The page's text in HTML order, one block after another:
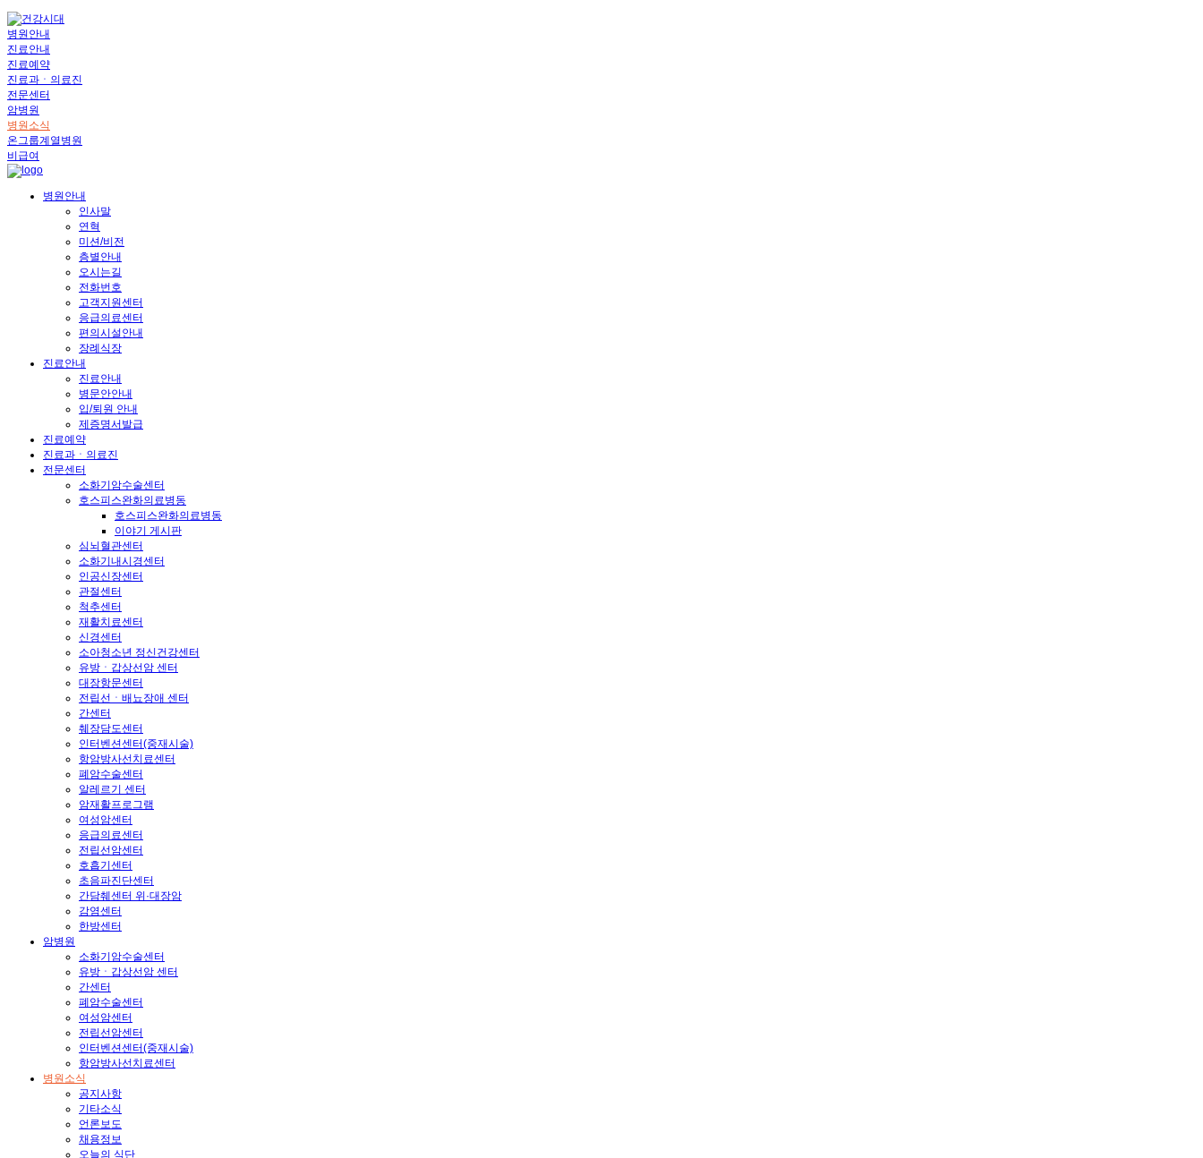
병원안내
진료안내
진료예약
진료과ㆍ의료진
전문센터
암병원
병원소식
온그룹계열병원
비급여
병원안내
인사말
연혁
미션/비전
층별안내
오시는길
전화번호
고객지원센터
응급의료센터
편의시설안내
장례식장
진료안내
진료안내
병문안안내
입/퇴원 안내
제증명서발급
진료예약
진료과ㆍ의료진
전문센터
소화기암수술센터
호스피스완화의료병동
호스피스완화의료병동
이야기 게시판
심뇌혈관센터
소화기내시경센터
인공신장센터
관절센터
척추센터
재활치료센터
신경센터
소아청소년 정신건강센터
유방ㆍ갑상선암 센터
대장항문센터
전립선ㆍ배뇨장애 센터
간센터
췌장담도센터
인터벤션센터(중재시술)
항암방사선치료센터
폐암수술센터
알레르기 센터
암재활프로그램
여성암센터
응급의료센터
전립선암센터
호흡기센터
초음파진단센터
간담췌센터 위·대장암
감염센터
한방센터
암병원
소화기암수술센터
유방ㆍ갑상선암 센터
간센터
폐암수술센터
여성암센터
전립선암센터
인터벤션센터(중재시술)
항암방사선치료센터
병원소식
공지사항
기타소식
언론보도
채용정보
오늘의 식단